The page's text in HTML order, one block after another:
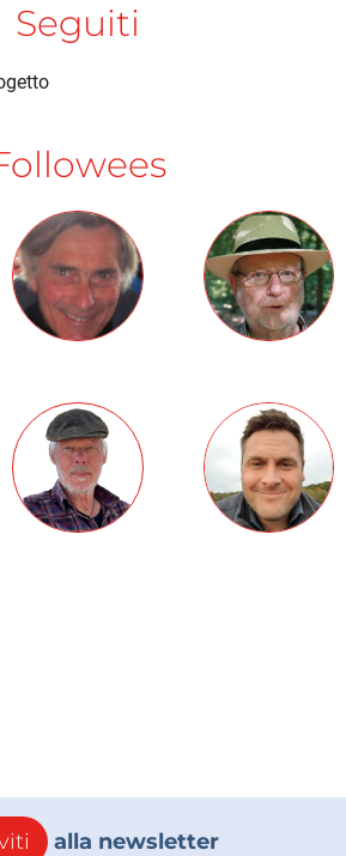
Seguiti
alla newsletter